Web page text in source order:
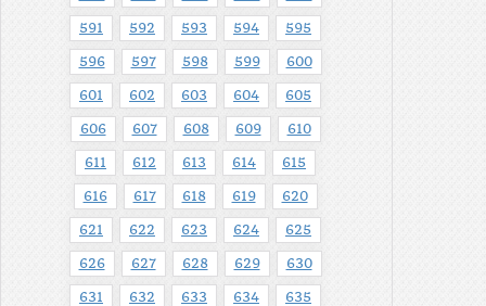
591 592 593 594 595
596 597 598 599 600
601 602 603 604 605
606 607 608 609 610
611 612 613 614 615
616 617 618 619 620
621 622 623 624 625
626 627 628 629 630
631 632 633 634 635